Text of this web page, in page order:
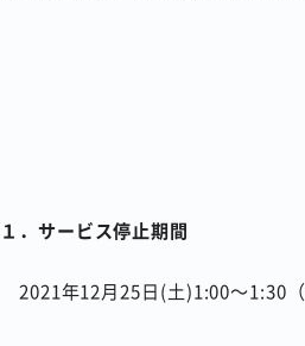
１．サービス停止期間
2021年12月25日(土)1:00～1:30（